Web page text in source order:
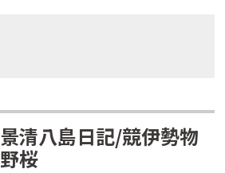
清八島日記/競伊勢物
桜